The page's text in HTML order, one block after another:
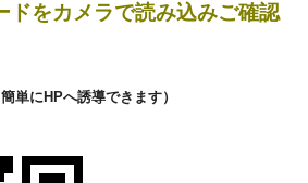
ドをカメラで読み込みご確認
単にHPへ誘導できます）